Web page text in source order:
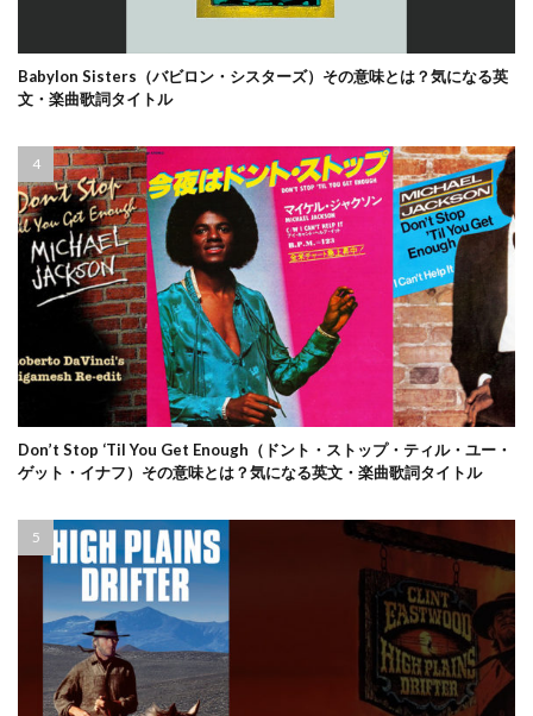
Babylon Sisters（バビロン・シスターズ）その意味とは？気になる英
文・楽曲歌詞タイトル
Don’t Stop ‘Til You Get Enough（ドント・ストップ・ティル・ユー・
ゲット・イナフ）その意味とは？気になる英文・楽曲歌詞タイトル